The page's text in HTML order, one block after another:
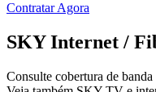
Contratar Agora
SKY Internet /
Consulte cobertura de